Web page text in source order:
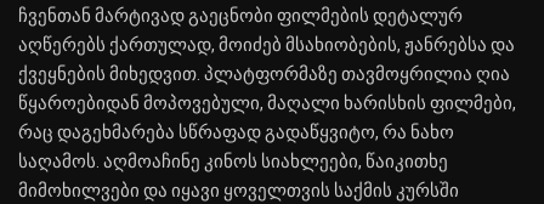
ჩვენთან მარტივად გაეცნობი ფილმების დეტალურ
აღწერებს ქართულად, მოიძებ მსახიობების, ჟანრებსა და
ქვეყნების მიხედვით. პლატფორმაზე თავმოყრილია ღია
წყაროებიდან მოპოვებული, მაღალი ხარისხის ფილმები,
რაც დაგეხმარება სწრაფად გადაწყვიტო, რა ნახო
საღამოს. აღმოაჩინე კინოს სიახლეები, წაიკითხე
მიმოხილვები და იყავი ყოველთვის საქმის კურსში